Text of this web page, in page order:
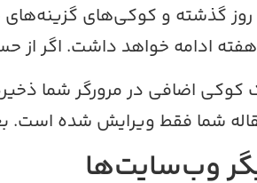
گذشته و کوکی‌های
هفته ادامه خواهد داشت.
یک کوکی اضافی در مرورگر
شما فقط ویرایش شده است.
وب‌سایت‌ها